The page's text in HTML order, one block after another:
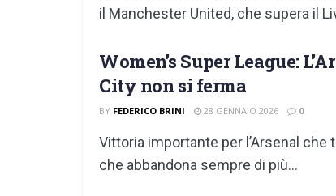
il Manchester United, che supera il
Women’s Super League:
City non si ferma
BY FEDERICO BRINI 28 GENNAIO 2026 0
Vittoria importante per l’Arsenal
che abbandona sempre di più...